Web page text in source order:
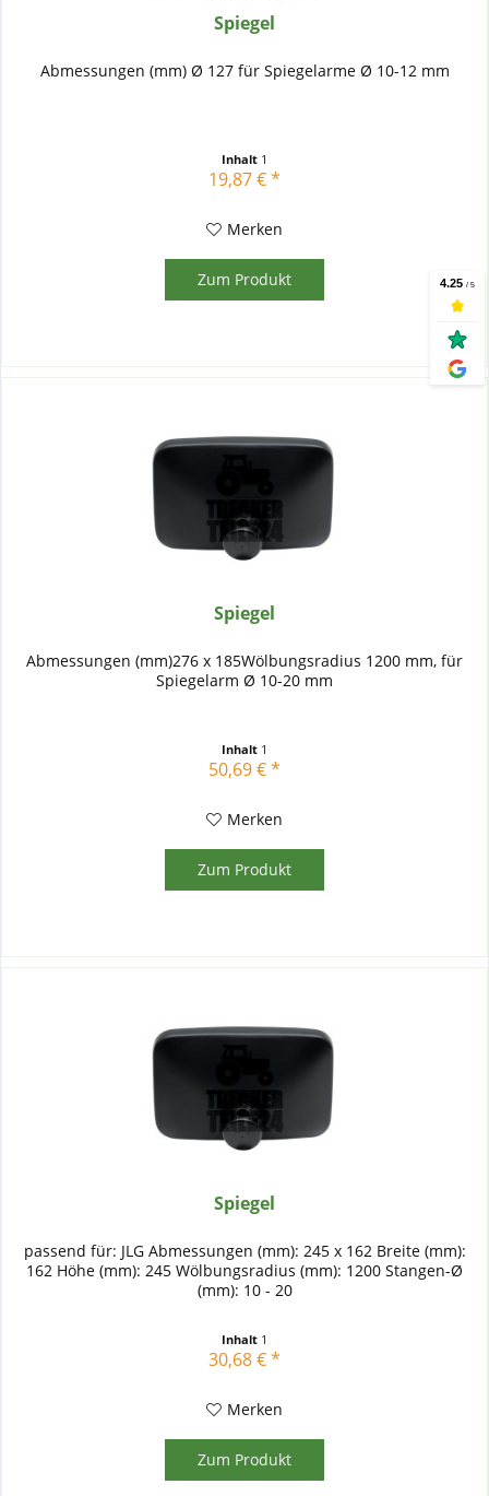
Spiegel
Abmessungen (mm) Ø 127 für Spiegelarme Ø 10-12 mm
Inhalt 1
19,87 € *
Merken
Zum Produkt
Spiegel
Abmessungen (mm)276 x 185Wölbungsradius 1200 mm, für
Spiegelarm Ø 10-20 mm
Inhalt 1
50,69 € *
Merken
Zum Produkt
Spiegel
passend für: JLG Abmessungen (mm): 245 x 162 Breite (mm):
162 Höhe (mm): 245 Wölbungsradius (mm): 1200 Stangen-Ø
(mm): 10 - 20
Inhalt 1
30,68 € *
Merken
Zum Produkt